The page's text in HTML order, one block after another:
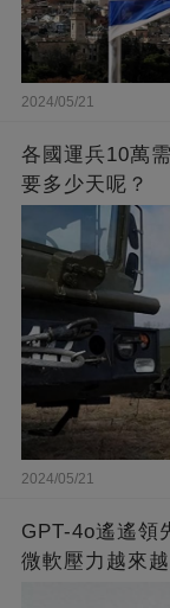
2024/05/21
各國運兵10萬
要多少天呢？
2024/05/21
GPT-4o遙遙領
微軟壓力越來